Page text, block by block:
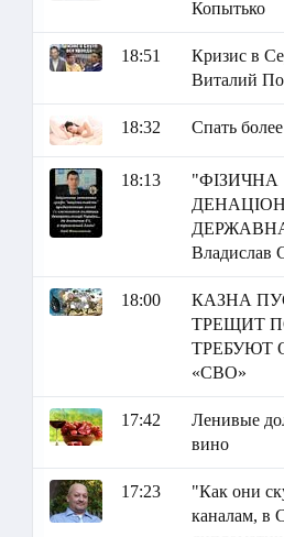
Копытько
18:51
Кризис в
Виталий
18:32 Спать
18:13
"ФІЗИЧНА
Владислав
18:00
КАЗНА
ТРЕЩИТ
ТРЕБУЮТ
«СВО»
17:42
Ленивые
вино
17:23
"Как они
каналам, в